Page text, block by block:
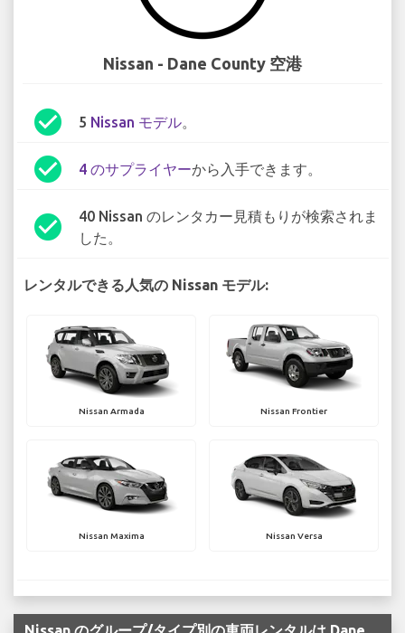
Nissan - Dane County 空港
check_circle 5 Nissan モデル。
check_circle 4 のサプライヤーから入手できます。
check_circle
40 Nissan のレンタカー見積もりが検索されま
した。
レンタルできる人気の Nissan モデル:
Nissan Armada Nissan Frontier
Nissan Maxima Nissan Versa